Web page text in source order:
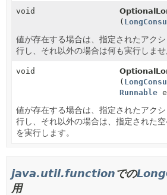
void
(
値が存在する場合は、指定されたアク
行し、それ以外の場合は何も実行しませ
void
(
Runnable
値が存在する場合は、指定されたアク
行し、それ以外の場合は、指定された
を実行します。
java.util.functionでの
用